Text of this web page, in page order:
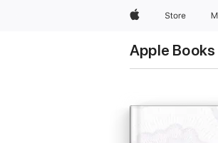
AppleStore
Apple Books